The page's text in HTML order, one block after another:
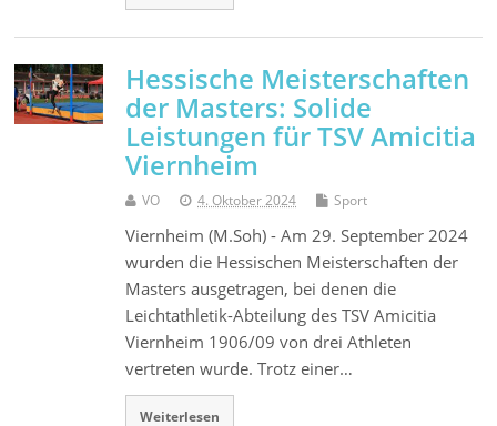
Hessische Meisterschaften
der Masters: Solide
Leistungen für TSV Amicitia
Viernheim
VO 4. Oktober 2024 Sport
Viernheim (M.Soh) - Am 29. September 2024
wurden die Hessischen Meisterschaften der
Masters ausgetragen, bei denen die
Leichtathletik-Abteilung des TSV Amicitia
Viernheim 1906/09 von drei Athleten
vertreten wurde. Trotz einer…
Weiterlesen